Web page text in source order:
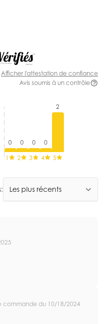
Afficher l'attestation de confiance
Avis soumis à un contrôle
0
1
0
2
0
3
0
4
2
5
commande du 10/18/2024